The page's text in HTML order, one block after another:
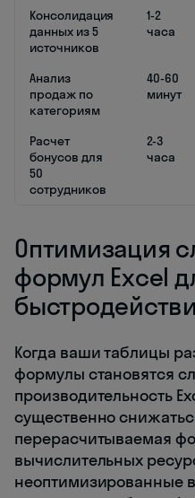
Консолидация
данных из 5
источников
1-2
часа
Анализ
продаж по
категориям
40-60
минут
Расчет
бонусов для
50
сотрудников
2-3
часа
Оптимизация
формул Excel
Когда ваши таблицы
формулы становятся
производительность
существенно
перерасчитываемая
вычислительных
неоптимизированные